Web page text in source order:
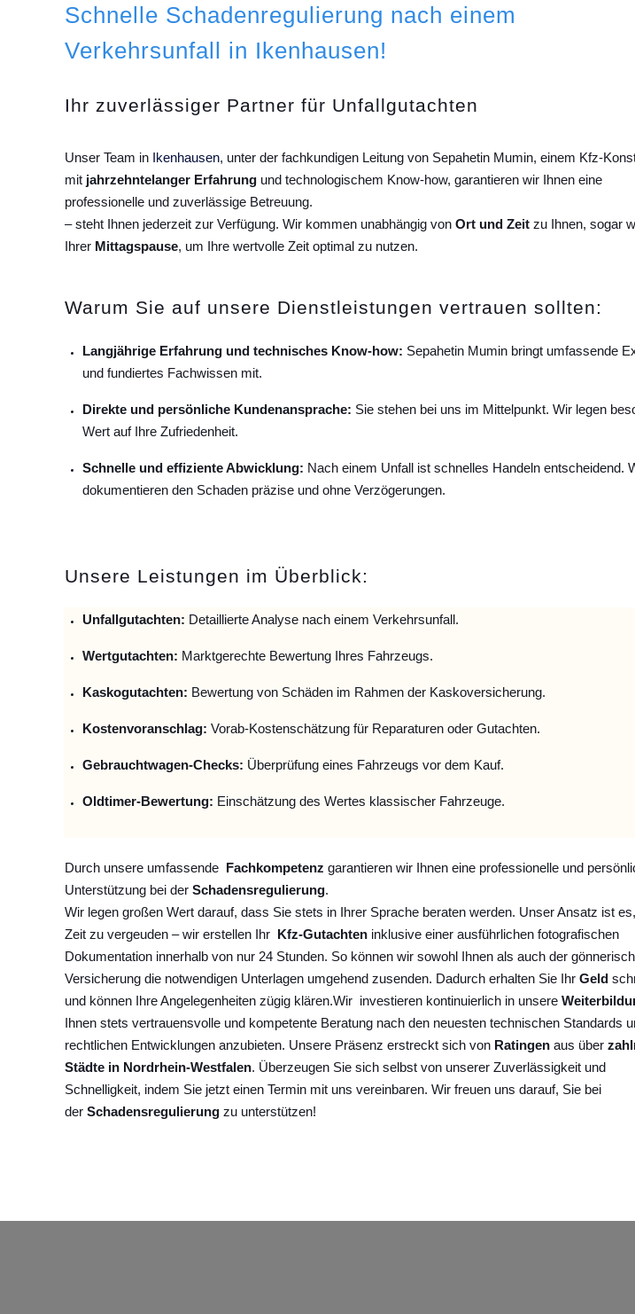
Schnelle Schadenregulierung nach einem
Verkehrsunfall in Ikenhausen!
Ihr zuverlässiger Partner für Unfallgutachten
Unser Team in Ikenhausen, unter der fachkundigen Leitung von Sepahetin Mumin, einem Kfz-
mit jahrzehntelanger Erfahrung und technologischem Know-how, garantieren wir Ihnen eine
professionelle und zuverlässige Betreuung.
– steht Ihnen jederzeit zur Verfügung. Wir kommen unabhängig von Ort und Zeit zu Ihnen, sogar
Ihrer Mittagspause, um Ihre wertvolle Zeit optimal zu nutzen.
Warum Sie auf unsere Dienstleistungen vertrauen sollten:
Langjährige Erfahrung und technisches Know-how: Sepahetin Mumin bringt umfassende
und fundiertes Fachwissen mit.
Direkte und persönliche Kundenansprache: Sie stehen bei uns im Mittelpunkt. Wir legen
Wert auf Ihre Zufriedenheit.
Schnelle und effiziente Abwicklung: Nach einem Unfall ist schnelles Handeln entscheidend.
dokumentieren den Schaden präzise und ohne Verzögerungen.
Unsere Leistungen im Überblick:
Unfallgutachten: Detaillierte Analyse nach einem Verkehrsunfall.
Wertgutachten: Marktgerechte Bewertung Ihres Fahrzeugs.
Kaskogutachten: Bewertung von Schäden im Rahmen der Kaskoversicherung.
Kostenvoranschlag: Vorab-Kostenschätzung für Reparaturen oder Gutachten.
Gebrauchtwagen-Checks: Überprüfung eines Fahrzeugs vor dem Kauf.
Oldtimer-Bewertung: Einschätzung des Wertes klassischer Fahrzeuge.
Durch unsere umfassende Fachkompetenz garantieren wir Ihnen eine professionelle und
Unterstützung bei der Schadensregulierung.
Wir legen großen Wert darauf, dass Sie stets in Ihrer Sprache beraten werden. Unser Ansatz ist
Zeit zu vergeuden – wir erstellen Ihr
Kfz-Gutachten inklusive einer ausführlichen fotografischen
Dokumentation innerhalb von nur 24 Stunden. So können wir sowohl Ihnen als auch der
Versicherung die notwendigen Unterlagen umgehend zusenden. Dadurch erhalten Sie Ihr Geld
und können Ihre Angelegenheiten zügig klären.Wir investieren kontinuierlich in unsere
Ihnen stets vertrauensvolle und kompetente Beratung nach den neuesten technischen Standards
rechtlichen Entwicklungen anzubieten. Unsere Präsenz erstreckt sich von Ratingen aus über
Städte in Nordrhein-Westfalen. Überzeugen Sie sich selbst von unserer Zuverlässigkeit und
Schnelligkeit, indem Sie jetzt einen Termin mit uns vereinbaren. Wir freuen uns darauf, Sie bei
der Schadensregulierung zu unterstützen!